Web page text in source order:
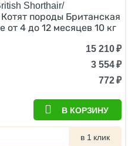
Shorthair/
породы Британская
от 4 до 12 месяцев 10 кг
15 210₽
3 554₽
772₽
В КОРЗИНУ
в 1 клик